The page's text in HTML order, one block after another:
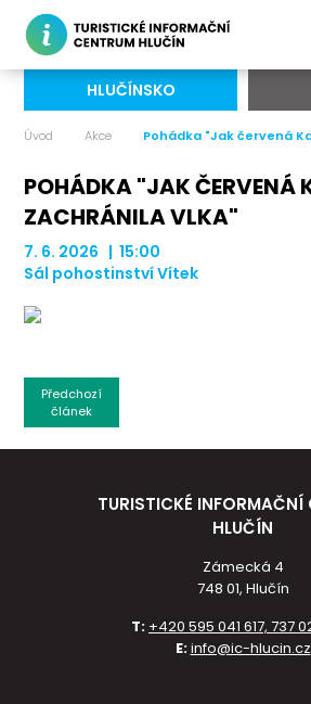
HLUČÍNSKO
Úvod Akce Pohádka "Jak červená
POHÁDKA "JAK ČERVENÁ
ZACHRÁNILA VLKA"
7. 6. 2026 | 15:00
Sál pohostinství Vítek
Předchozí
článek
TURISTICKÉ INFORMAČNÍ
HLUČÍN
Zámecká 4
748 01, Hlučín
T: +420 595 041 617, 737
E:info@ic-hlucin.cz